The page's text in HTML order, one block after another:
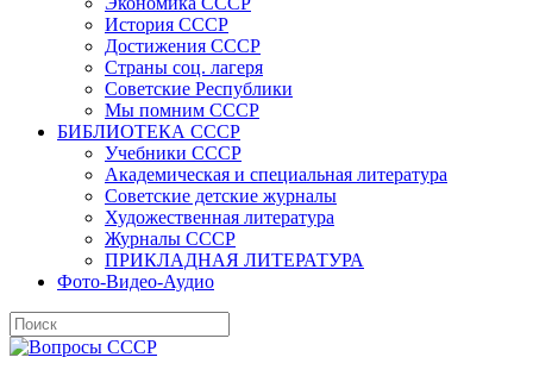
История СССР
Достижения СССР
Страны соц. лагеря
Советские Республики
Мы помним СССР
БИБЛИОТЕКА СССР
Учебники СССР
Академическая и специальная литература
Советские детские журналы
Художественная литература
Журналы СССР
ПРИКЛАДНАЯ ЛИТЕРАТУРА
Фото-Видео-Аудио